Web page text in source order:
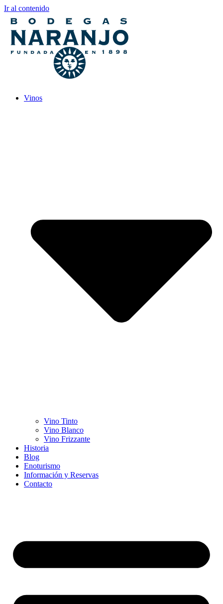
Ir al contenido
Vinos
Vino Tinto
Vino Blanco
Vino Frizzante
Historia
Blog
Enoturismo
Información y Reservas
Contacto